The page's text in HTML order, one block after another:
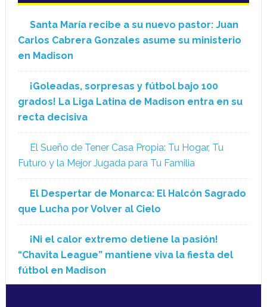
Santa María recibe a su nuevo pastor: Juan
Carlos Cabrera Gonzales asume su ministerio
en Madison
¡Goleadas, sorpresas y fútbol bajo 100
grados! La Liga Latina de Madison entra en su
recta decisiva
El Sueño de Tener Casa Propia: Tu Hogar, Tu
Futuro y la Mejor Jugada para Tu Familia
El Despertar de Monarca: El Halcón Sagrado
que Lucha por Volver al Cielo
¡Ni el calor extremo detiene la pasión!
“Chavita League” mantiene viva la fiesta del
fútbol en Madison